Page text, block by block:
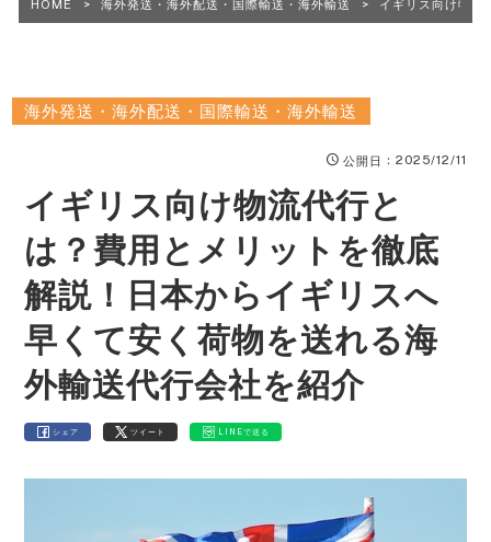
HOME > 海外発送・海外配送・国際輸送・海外輸送 > イギリス向け物流
海外発送・海外配送・国際輸送・海外輸送
公開日 ：2025/12/11
イギリス向け物流代行と
は？費用とメリットを徹底
解説！日本からイギリスへ
早くて安く荷物を送れる海
外輸送代行会社を紹介
シェア ツイート LINEで送る